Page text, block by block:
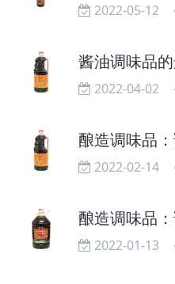
2022-05-12
酱油调味品
2022-04-02
酿造调味品
2022-02-14
2022-01-13